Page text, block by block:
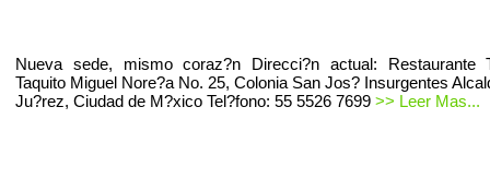
Nueva sede, mismo coraz?n Direcci?n actual: Restaurante
Taquito Miguel Nore?a No. 25, Colonia San Jos? Insurgentes
Ju?rez, Ciudad de M?xico Tel?fono: 55 5526 7699 >> Leer Mas...